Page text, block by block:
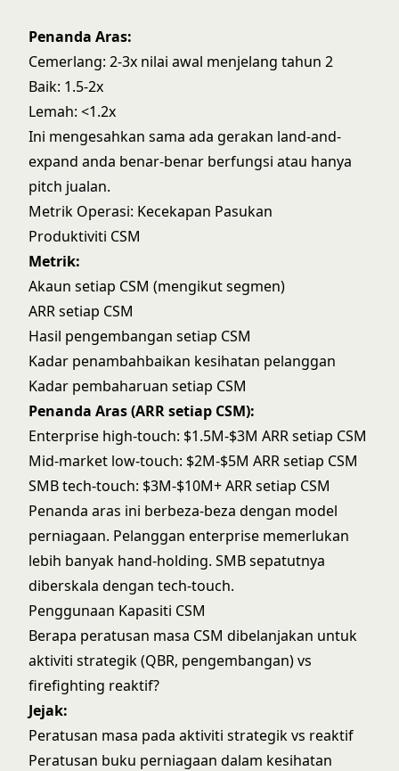
Penanda Aras:
Cemerlang: 2-3x nilai awal menjelang tahun 2
Baik: 1.5-2x
Lemah: <1.2x
Ini mengesahkan sama ada gerakan land-and-
expand anda benar-benar berfungsi atau hanya
pitch jualan.
Metrik Operasi: Kecekapan Pasukan
Produktiviti CSM
Metrik:
Akaun setiap CSM (mengikut segmen)
ARR setiap CSM
Hasil pengembangan setiap CSM
Kadar penambahbaikan kesihatan pelanggan
Kadar pembaharuan setiap CSM
Penanda Aras (ARR setiap CSM):
Enterprise high-touch: $1.5M-$3M ARR setiap CSM
Mid-market low-touch: $2M-$5M ARR setiap CSM
SMB tech-touch: $3M-$10M+ ARR setiap CSM
Penanda aras ini berbeza-beza dengan model
perniagaan. Pelanggan enterprise memerlukan
lebih banyak hand-holding. SMB sepatutnya
diberskala dengan tech-touch.
Penggunaan Kapasiti CSM
Berapa peratusan masa CSM dibelanjakan untuk
aktiviti strategik (QBR, pengembangan) vs
firefighting reaktif?
Jejak:
Peratusan masa pada aktiviti strategik vs reaktif
Peratusan buku perniagaan dalam kesihatan